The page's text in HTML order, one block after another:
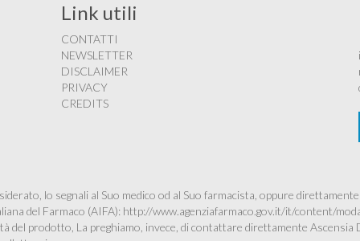
Link utili
CONTATTI
NEWSLETTER
DISCLAIMER
PRIVACY
CREDITS
lo segnali al Suo medico od al Suo farmacista, oppure
del Farmaco (AIFA): http://www.agenziafarmaco.gov.it/it/content/
del prodotto, La preghiamo, invece, di contattare direttamente